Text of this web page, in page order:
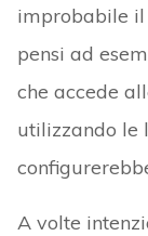
improbabile il
pensi ad
che accede
utilizzando le
A volte